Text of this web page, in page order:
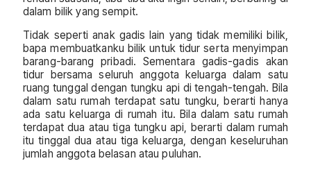
dalam bilik yang sempit.
Tidak seperti anak gadis lain yang tidak memiliki bilik,
bapa membuatkanku bilik untuk tidur serta menyimpan
barang-barang pribadi. Sementara gadis-gadis akan
tidur bersama seluruh anggota keluarga dalam satu
ruang tunggal dengan tungku api di tengah-tengah. Bila
dalam satu rumah terdapat satu tungku, berarti hanya
ada satu keluarga di rumah itu. Bila dalam satu rumah
terdapat dua atau tiga tungku api, berarti dalam rumah
itu tinggal dua atau tiga keluarga, dengan keseluruhan
jumlah anggota belasan atau puluhan.